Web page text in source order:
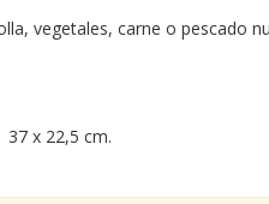
vegetales, carne o pescado
37 x 22,5 cm.